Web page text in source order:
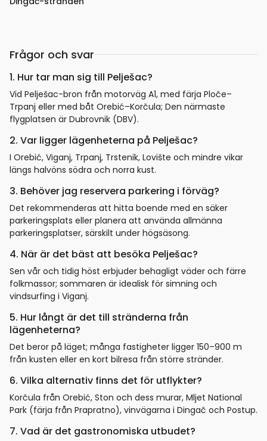
Frågor och svar
1. Hur tar man sig till Pelješac?
Vid Pelješac-bron från motorväg A1, med färja Ploče–
Trpanj eller med båt Orebić–Korčula; Den närmaste
flygplatsen är Dubrovnik (DBV).
2. Var ligger lägenheterna på Pelješac?
I Orebić, Viganj, Trpanj, Trstenik, Lovište och mindre vikar
längs halvöns södra och norra kust.
3. Behöver jag reservera parkering i förväg?
Det rekommenderas att hitta boende med en säker
parkeringsplats eller planera att använda allmänna
parkeringsplatser, särskilt under högsäsong.
4. När är det bäst att besöka Pelješac?
Sen vår och tidig höst erbjuder behagligt väder och färre
folkmassor; sommaren är idealisk för simning och
vindsurfing i Viganj.
5. Hur långt är det till stränderna från
lägenheterna?
Det beror på läget; många fastigheter ligger 150–900 m
från kusten eller en kort bilresa från större stränder.
6. Vilka alternativ finns det för utflykter?
Korčula från Orebić, Ston och dess murar, Mljet National
Park (färja från Prapratno), vinvägarna i Dingač och Postup.
7. Vad är det gastronomiska utbudet?